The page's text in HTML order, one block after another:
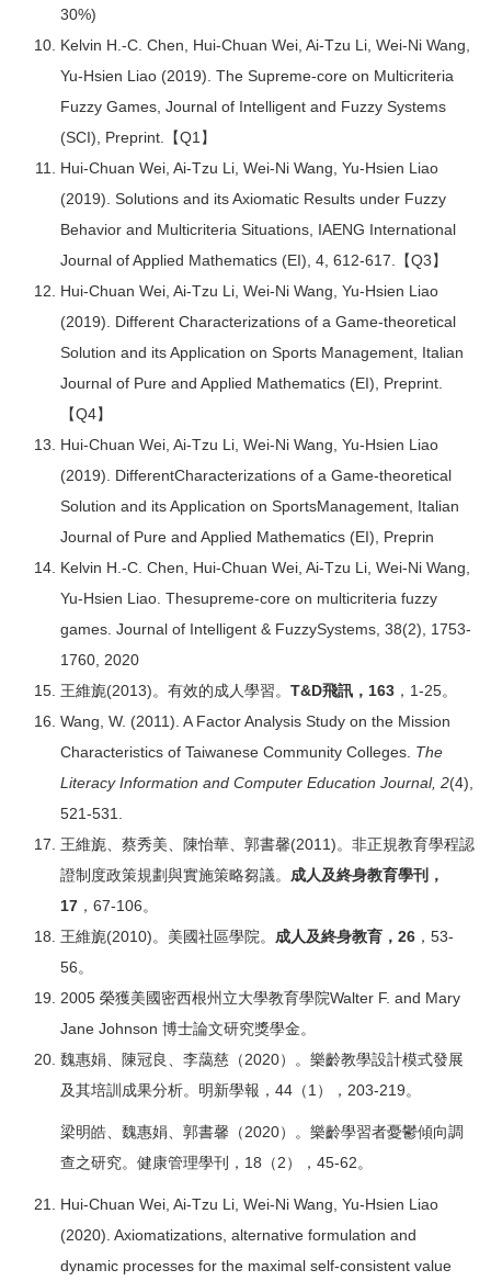
30%)
Kelvin H.-C. Chen, Hui-Chuan Wei, Ai-Tzu Li, Wei-Ni Wang,
Yu-Hsien Liao (2019). The Supreme-core on Multicriteria
Fuzzy Games, Journal of Intelligent and Fuzzy Systems
(SCI), Preprint.【Q1】
Hui-Chuan Wei, Ai-Tzu Li, Wei-Ni Wang, Yu-Hsien Liao
(2019). Solutions and its Axiomatic Results under Fuzzy
Behavior and Multicriteria Situations, IAENG International
Journal of Applied Mathematics (EI), 4, 612-617.【Q3】
Hui-Chuan Wei, Ai-Tzu Li, Wei-Ni Wang, Yu-Hsien Liao
(2019). Different Characterizations of a Game-theoretical
Solution and its Application on Sports Management, Italian
Journal of Pure and Applied Mathematics (EI), Preprint.
【Q4】
Hui-Chuan Wei, Ai-Tzu Li, Wei-Ni Wang, Yu-Hsien Liao
(2019). DifferentCharacterizations of a Game-theoretical
Solution and its Application on SportsManagement, Italian
Journal of Pure and Applied Mathematics (EI), Preprin
Kelvin H.-C. Chen, Hui-Chuan Wei, Ai-Tzu Li, Wei-Ni Wang,
Yu-Hsien Liao. Thesupreme-core on multicriteria fuzzy
games. Journal of Intelligent & FuzzySystems, 38(2), 1753-
1760, 2020
王維旎(2013)。有效的成人學習。 T&D飛訊，163 ，1-25。
Wang, W. (2011). A Factor Analysis Study on the Mission
Characteristics of Taiwanese Community Colleges. The
Literacy Information and Computer Education Journal, 2(4),
521-531.
王維旎、蔡秀美、陳怡華、郭書馨(2011)。非正規教育學程認
證制度政策規劃與實施策略芻議。 成人及終身教育學刊，
17 ，67-106。
王維旎(2010)。美國社區學院。 成人及終身教育， 26 ，53-
56。
2005 榮獲美國密西根州立大學教育學院Walter F. and Mary
Jane Johnson 博士論文研究獎學金。
魏惠娟、陳冠良、李藹慈（2020）。樂齡教學設計模式發展
及其培訓成果分析。明新學報，44（1），203-219。
梁明皓、魏惠娟、郭書馨（2020）。樂齡學習者憂鬱傾向調
查之研究。健康管理學刊，18（2），45-62。
Hui-Chuan Wei, Ai-Tzu Li, Wei-Ni Wang, Yu-Hsien Liao
(2020). Axiomatizations, alternative formulation and
dynamic processes for the maximal self-consistent value